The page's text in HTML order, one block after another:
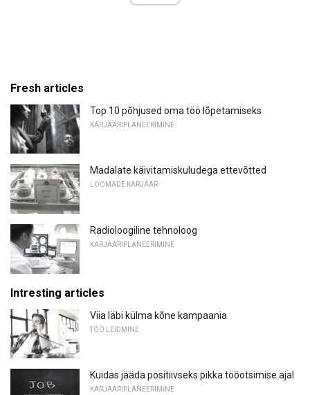
Fresh articles
Top 10 põhjused oma töö lõpetamiseks
KARJÄÄRIPLANEERIMINE
Madalate käivitamiskuludega ettevõtted
LOOMADE KARJÄÄR
Radioloogiline tehnoloog
KARJÄÄRIPLANEERIMINE
Intresting articles
Viia läbi külma kõne kampaania
TÖÖ LEIDMINE
Kuidas jääda positiivseks pikka tööotsimise ajal
KARJÄÄRIPLANEERIMINE